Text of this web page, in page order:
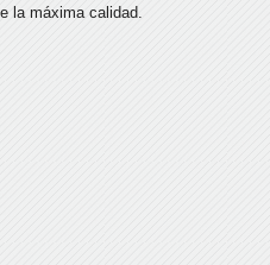
la máxima calidad.